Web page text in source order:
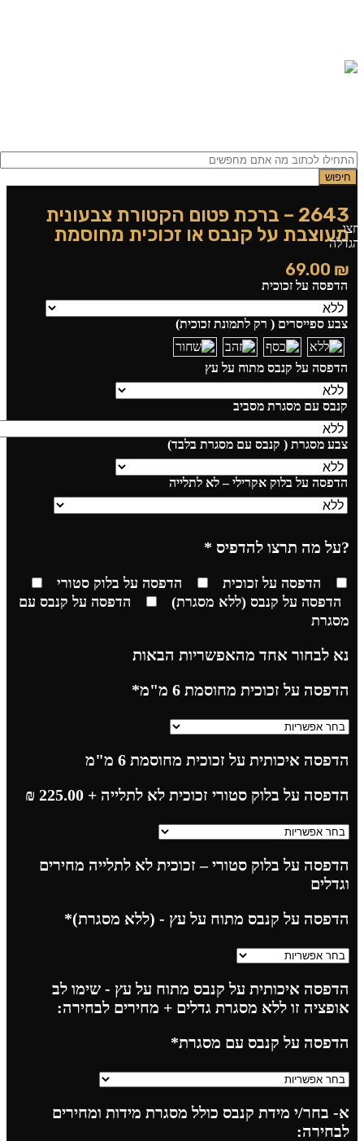
חיפוש
2643 – ברכת פטום הקטורת צבעונית
מעוצבת על קנבס או זכוכית מחוסמת
69.00 ₪
הדפסה על זכוכית
צבע ספייסרים ( רק לתמונת זכוכית)
הדפסה על קנבס מתוח על עץ
קנבס עם מסגרת מסביב
צבע מסגרת ( קנבס עם מסגרת בלבד)
הדפסה על בלוק אקרילי – לא לתלייה
?על מה תרצו להדפיס *
הדפסה על זכוכית
הדפסה על בלוק סטורי
הדפסה על קנבס (ללא מסגרת)
הדפסה על קנבס עם
מסגרת
נא לבחור אחד מהאפשריות הבאות
הדפסה על זכוכית מחוסמת 6 מ"מ
*
הדפסה איכותית על זכוכית מחוסמת 6 מ"מ
הדפסה על בלוק סטורי זכוכית לא לתלייה + 225.00
₪
הדפסה על בלוק סטורי – זכוכית לא לתלייה מחירים
וגדלים
הדפסה על קנבס מתוח על עץ - (ללא מסגרת)*
הדפסה איכותית על קנבס מתוח על עץ - שימו לב
אופציה זו ללא מסגרת גדלים + מחירים לבחירה:
הדפסה על קנבס עם מסגרת*
א- בחר/י מידת קנבס כולל מסגרת מידות ומחירים
לבחירה: